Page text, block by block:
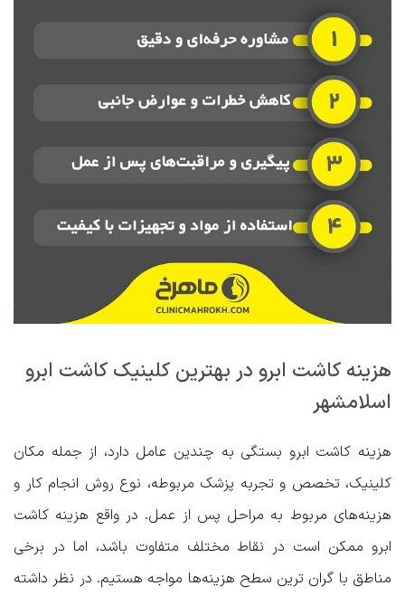
هزینه کاشت ابرو در بهترین کلینیک کاشت ابرو
اسلامشهر
هزینه کاشت ابرو بستگی به چندین عامل دارد، از جمله مکان
کلینیک، تخصص و تجربه پزشک مربوطه، نوع روش انجام کار و
هزینه‌های مربوط به مراحل پس از عمل. در واقع هزینه کاشت
ابرو ممکن است در نقاط مختلف متفاوت باشد، اما در برخی
مناطق با گران ترین سطح هزینه‌ها مواجه هستیم. در نظر داشته